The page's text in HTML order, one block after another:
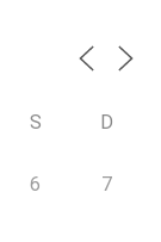
S D
6 7